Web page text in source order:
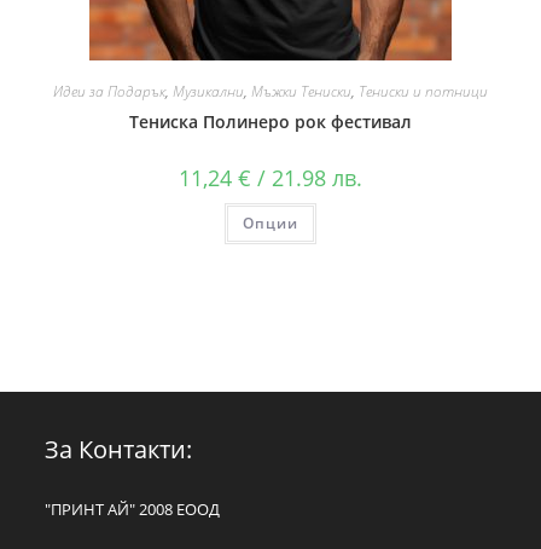
Идеи за Подарък, Музикални, Мъжки Тениски, Тениски и потници
Тениска Полинеро рок фестивал
11,24 € / 21.98 лв.
Опции
За Контакти:
"ПРИНТ АЙ" 2008 ЕООД